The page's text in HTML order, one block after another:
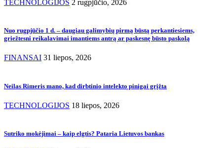
TECHNOLOGIJOS 2 rugpjūčio, 2026
Nuo rugpjūčio 1 d. – daugiau galimybių pirmą būstą perkantiesiems,
griežtesni reikalavimai imantiems antrą ar paskesnę būsto paskolą
FINANSAI 31 liepos, 2026
Neilas Rimeris mano, kad dirbtinio intelekto pinigai grįžta
TECHNOLOGIJOS 18 liepos, 2026
Sutriko mokėjimai – kaip elgtis? Pataria Lietuvos bankas